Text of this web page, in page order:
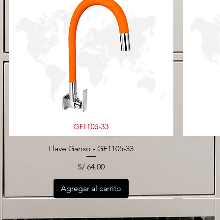
Llave Ganso - GF1105-33
Precio
S/ 64.00
Agregar al carrito